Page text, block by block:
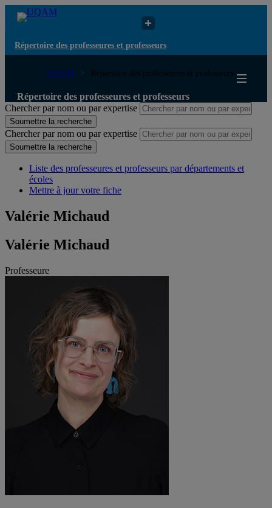
Répertoire des professeures et professeurs
UQAM Répertoire des professeures et professeurs
Répertoire des professeures et professeurs
Chercher par nom ou par expertise
Soumettre la recherche
Chercher par nom ou par expertise
Soumettre la recherche
Liste des professeures et professeurs par départements et
écoles
Mettre à jour votre fiche
Valérie Michaud
Valérie Michaud
Professeure